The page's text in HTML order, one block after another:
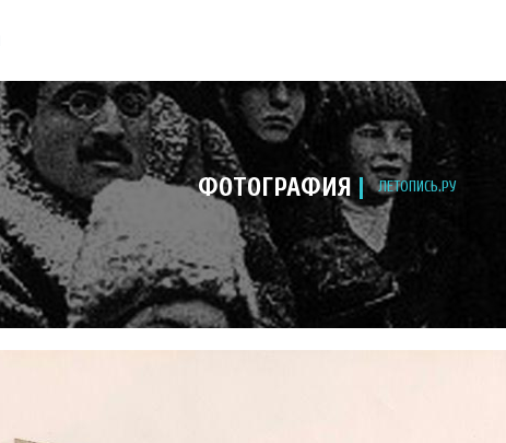
ФОТОГРАФИЯ ЛЕТОПИСЬ.РУ